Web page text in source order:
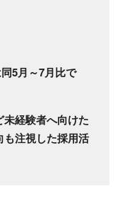
5月～7月比で
経験者へ向けた
注視した採用活